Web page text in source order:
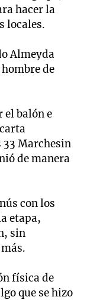
hacer la
locales.
Almeyda
de
el balón e
Marchesin
de manera
con los
etapa,
sin
física de
que se hizo